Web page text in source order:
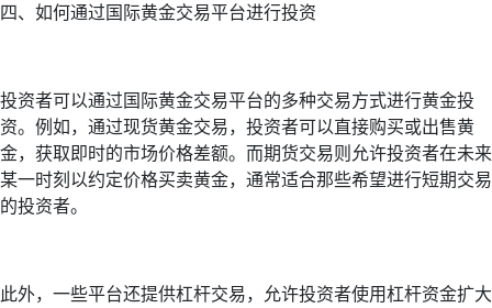
四、如何通过国际黄金交易平台进行投资
投资者可以通过国际黄金交易平台的多种交易方式进行黄金投
资。例如，通过现货黄金交易，投资者可以直接购买或出售黄
金，获取即时的市场价格差额。而期货交易则允许投资者在未来
某一时刻以约定价格买卖黄金，通常适合那些希望进行短期交易
的投资者。
此外，一些平台还提供杠杆交易，允许投资者使用杠杆资金扩大